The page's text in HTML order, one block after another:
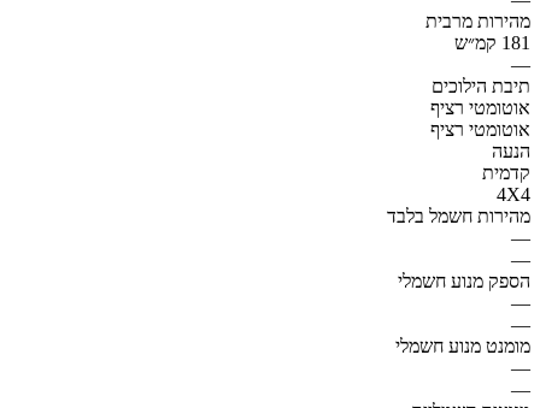
מהירות מרבית
181 קמ״ש
—
תיבת הילוכים
אוטומטי רציף
אוטומטי רציף
הנעה
קדמית
4X4
מהירות חשמל בלבד
—
—
הספק מנוע חשמלי
—
—
מומנט מנוע חשמלי
—
—